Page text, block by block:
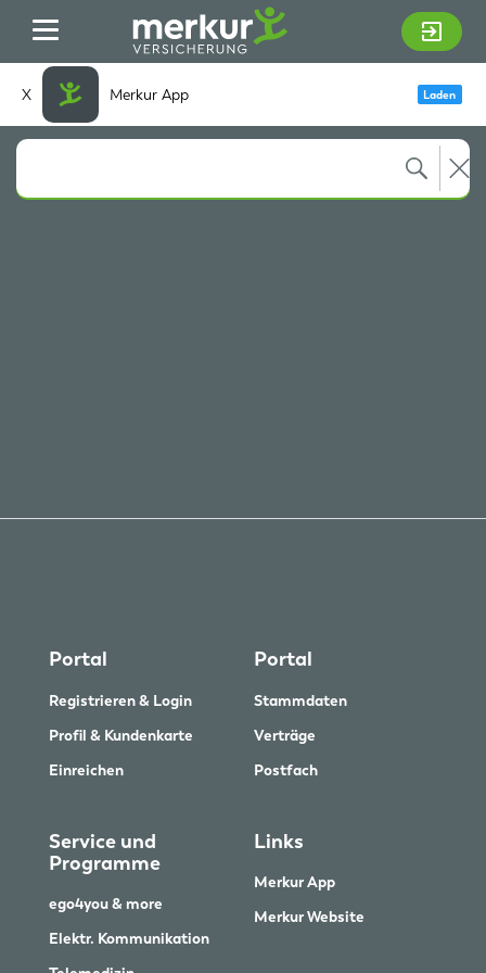
X Merkur App Laden
Zum Hauptinhalt springen
Portal
Registrieren & Login
Profil & Kundenkarte
Einreichen
Portal
Stammdaten
Verträge
Postfach
Service und
Programme
ego4you & more
Elektr. Kommunikation
Links
Merkur App
Merkur Website